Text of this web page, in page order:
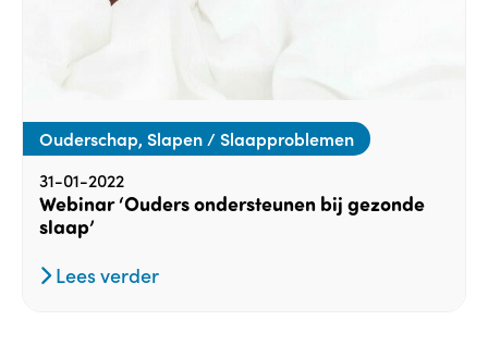
Ouderschap, Slapen / Slaapproblemen
31-01-2022
Webinar ‘Ouders ondersteunen bij gezonde
slaap’
Lees verder